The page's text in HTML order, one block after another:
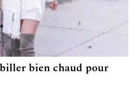
bien chaud pour